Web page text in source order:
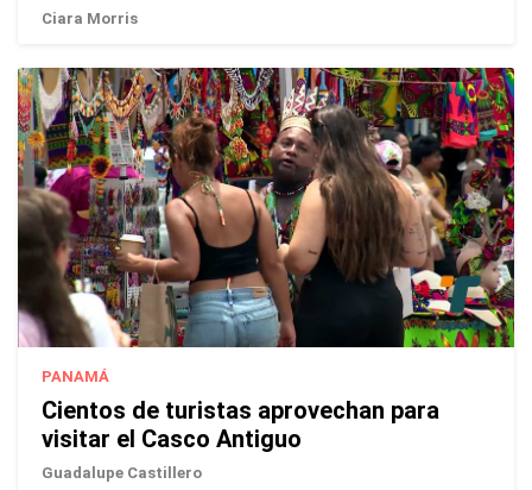
Ciara Morris
PANAMÁ
Cientos de turistas aprovechan para
visitar el Casco Antiguo
Guadalupe Castillero